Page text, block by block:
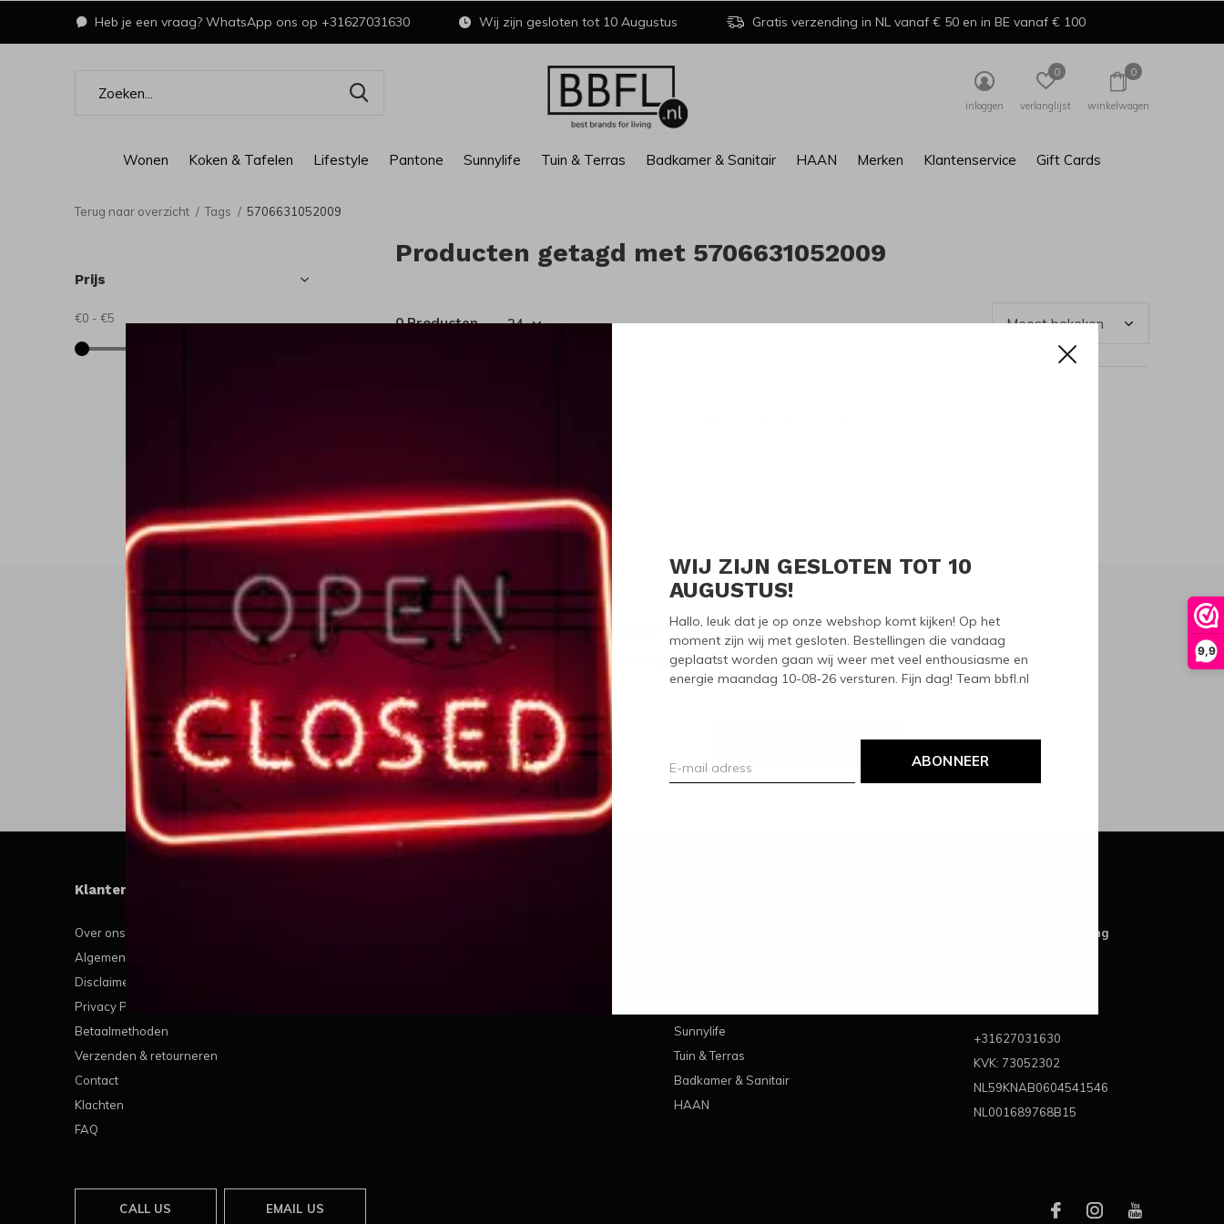
9,9
WIJ ZIJN GESLOTEN TOT 10
AUGUSTUS!
Hallo, leuk dat je op onze webshop komt kijken! Op het
moment zijn wij met gesloten. Bestellingen die vandaag
geplaatst worden gaan wij weer met veel enthousiasme en
energie maandag 10-08-26 versturen. Fijn dag! Team bbfl.nl
ABONNEER
Wonen Koken & Tafelen Lifestyle Pantone Sunnylife Tuin & Terras Badkamer & Sanitair HAAN Merken Klantenservice Gift Cards
inloggen verlanglijst
0
winkelwagen
0
Heb je een vraag? WhatsApp ons op +31627031630 Wij zijn gesloten tot 10 Augustus Gratis verzending in NL vanaf € 50 en in BE vanaf € 100
Terug naar overzicht Tags 5706631052009
Producten getagd met 5706631052009
0 Producten
Prijs
€0 - €5
Meld je aan voor onze nieuwsbrief
Ontvang de nieuwste aanbiedingen en promoties
Klantenservice
Over ons
Algemene voorwaarden
Disclaimer
Privacy Policy
Betaalmethoden
Verzenden & retourneren
Contact
Klachten
FAQ
Sunnylife
Tuin & Terras
Badkamer & Sanitair
HAAN
Best Brands For Living
+31627031630
KVK: 73052302
NL59KNAB0604541546
NL001689768B15
CALL US EMAIL US